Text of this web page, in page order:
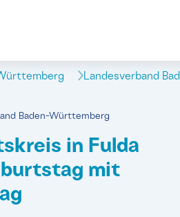
Landesverband
Baden-Württemberg
in Fulda
mit